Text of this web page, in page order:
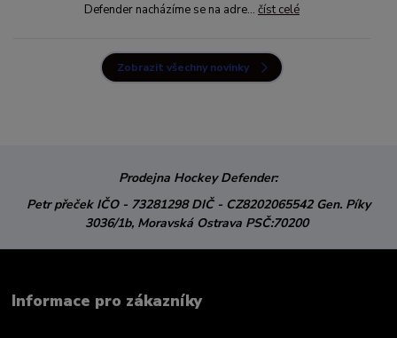
Defender nacházíme se na adre... číst celé
Zobrazit všechny novinky
Prodejna Hockey Defender:
Petr přeček IČO - 73281298DIČ - CZ8202065542 Gen. Píky
3036/1b, Moravská Ostrava PSČ:70200
Informace pro zákazníky